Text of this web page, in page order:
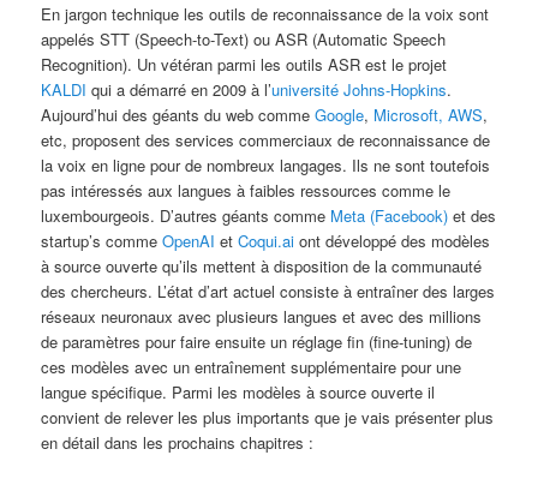
En jargon technique les outils de reconnaissance de la voix sont
appelés STT (Speech-to-Text) ou ASR (Automatic Speech
Recognition). Un vétéran parmi les outils ASR est le projet
KALDI qui a démarré en 2009 à l’université Johns-Hopkins.
Aujourd’hui des géants du web commeGoogle, Microsoft, AWS,
etc, proposent des services commerciaux de reconnaissance de
la voix en ligne pour de nombreux langages. Ils ne sont toutefois
pas intéressés aux langues à faibles ressources comme le
luxembourgeois. D’autres géants comme Meta (Facebook) et des
startup’s commeOpenAI etCoqui.aiont développé des modèles
à source ouverte qu’ils mettent à disposition de la communauté
des chercheurs. L’état d’art actuel consiste à entraîner des larges
réseaux neuronaux avec plusieurs langues et avec des millions
de paramètres pour faire ensuite un réglage fin (fine-tuning) de
ces modèles avec un entraînement supplémentaire pour une
langue spécifique. Parmi les modèles à source ouverte il
convient de relever les plus importants que je vais présenter plus
en détail dans les prochains chapitres :